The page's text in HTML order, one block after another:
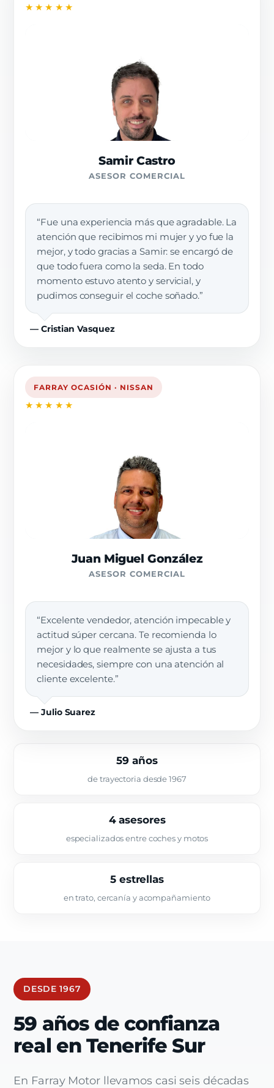
★★★★★
Samir Castro
ASESOR COMERCIAL
“Fue una experiencia más que agradable. La
atención que recibimos mi mujer y yo fue la
mejor, y todo gracias a Samir: se encargó de
que todo fuera como la seda. En todo
momento estuvo atento y servicial, y
pudimos conseguir el coche soñado.”
— Cristian Vasquez
FARRAY OCASIÓN · NISSAN
★★★★★
Juan Miguel González
ASESOR COMERCIAL
“Excelente vendedor, atención impecable y
actitud súper cercana. Te recomienda lo
mejor y lo que realmente se ajusta a tus
necesidades, siempre con una atención al
cliente excelente.”
— Julio Suarez
59 años
de trayectoria desde 1967
4 asesores
especializados entre coches y motos
5 estrellas
en trato, cercanía y acompañamiento
DESDE 1967
59 años de confianza
real en Tenerife Sur
En Farray Motor llevamos casi seis décadas